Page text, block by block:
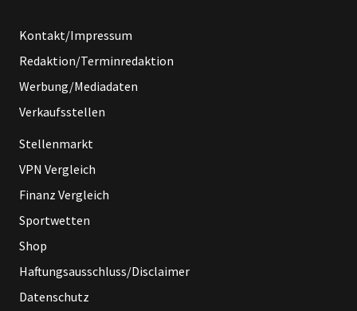
Kontakt/Impressum
Redaktion/Terminredaktion
Werbung/Mediadaten
Verkaufsstellen
Stellenmarkt
VPN Vergleich
Finanz Vergleich
Sportwetten
Shop
Haftungsausschluss/Disclaimer
Datenschutz